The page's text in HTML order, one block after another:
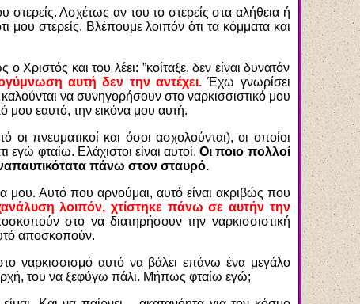
Ασχέτως αν του το στερείς στα αλήθεια ή
στερείς. Βλέπουμε λοιπόν ότι τα κόμματα και
Χριστός και του λέει: ”κοίταξε, δεν είναι δυνατόν
αυτή δεν την αντέχει.Έχω γνωρίσει
να συνηγορήσουν στο ναρκισσιστικό μου
μου εαυτό, την εικόνα μου αυτή.
οι πνευματικοί και όσοι ασχολούνται), οι οποίοι
εγώ φταίω. Ελάχιστοι είναι αυτοί.Οι ποιο πολλοί
πάνω στον σταυρό.
μου. Αυτό που αρνούμαι, αυτό είναι ακριβώς που
λοιπόν, χτίστηκε πάνω σε αυτήν την
στο να διατηρήσουν την ναρκισσιστική
αποσκοπούν.
ναρκισσισμό αυτό να βάλει επάνω ένα μεγάλο
αρχή, του να ξεφύγω πάλι. Μήπως φταίω εγώ;